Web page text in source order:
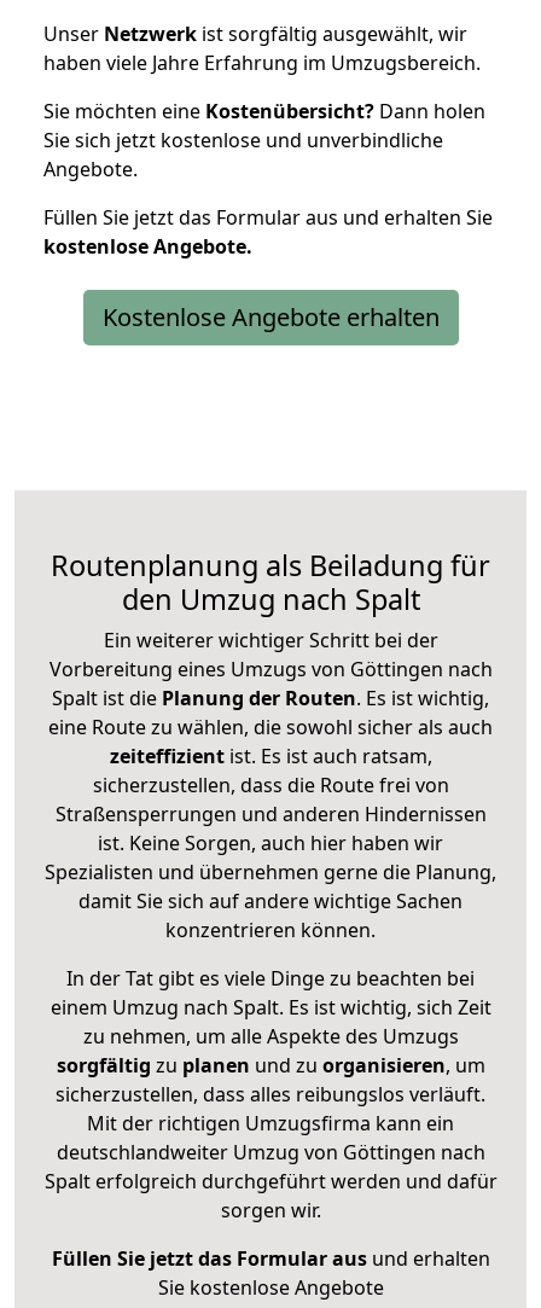
Unser Netzwerk ist sorgfältig ausgewählt, wir
haben viele Jahre Erfahrung im Umzugsbereich.
Sie möchten eine Kostenübersicht? Dann holen
Sie sich jetzt kostenlose und unverbindliche
Angebote.
Füllen Sie jetzt das Formular aus und erhalten Sie
kostenloseAngebote.
Kostenlose Angebote erhalten
Routenplanung als Beiladung für
den Umzug nach Spalt
Ein weiterer wichtiger Schritt bei der
Vorbereitung eines Umzugs von Göttingen nach
Spalt ist die Planung der Routen. Es ist wichtig,
eine Route zu wählen, die sowohl sicher als auch
zeiteffizientist. Es ist auch ratsam,
sicherzustellen, dass die Route frei von
Straßensperrungen und anderen Hindernissen
ist. Keine Sorgen, auch hier haben wir
Spezialisten und übernehmen gerne die Planung,
damit Sie sich auf andere wichtige Sachen
konzentrieren können.
In der Tat gibt es viele Dinge zu beachten bei
einem Umzug nach Spalt. Es ist wichtig, sich Zeit
zu nehmen, um alle Aspekte des Umzugs
sorgfältig zu planen und zu organisieren, um
sicherzustellen, dass alles reibungslos verläuft.
Mit der richtigen Umzugsfirma kann ein
deutschlandweiter Umzug von Göttingen nach
Spalt erfolgreich durchgeführt werden und dafür
sorgen wir.
Füllen Sie jetzt das Formular ausund erhalten
Sie kostenlose Angebote